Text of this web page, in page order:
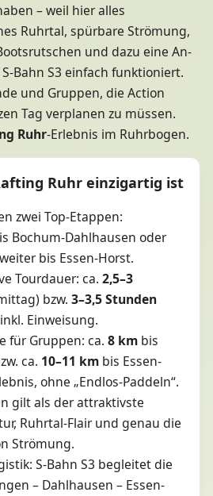
– weil hier alles
Ruhrtal, spürbare Strömung,
und dazu eine An-
Bahn S3 einfach funktioniert.
und Gruppen, die Action
Tag verplanen zu müssen.
Ruhr-Erlebnis im Ruhrbogen.
Ruhr einzigartig ist
zwei Top-Etappen:
Bochum-Dahlhausen oder
weiter bis Essen-Horst.
Tourdauer: ca.2,5–3
bzw.3–3,5 Stunden
Einweisung.
für Gruppen: ca.8 km bis
ca. 10–11 km bis Essen-
ohne „Endlos-Paddeln“.
gilt als der attraktivste
Ruhrtal-Flair und genau die
Strömung.
S-Bahn S3 begleitet die
– Dahlhausen – Essen-